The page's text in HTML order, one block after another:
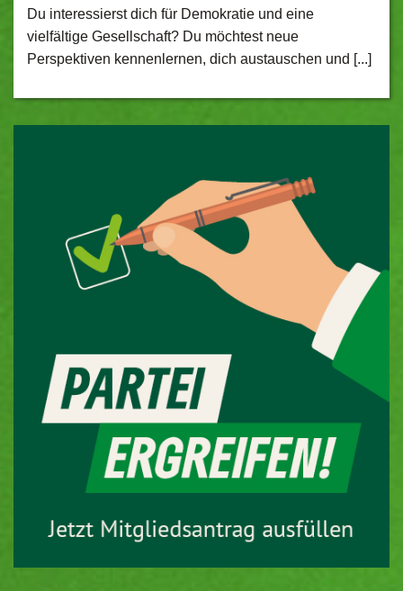
Du interessierst dich für Demokratie und eine
vielfältige Gesellschaft? Du möchtest neue
Perspektiven kennenlernen, dich austauschen und [...]